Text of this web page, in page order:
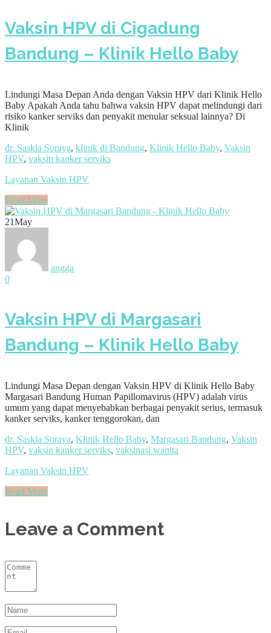
Vaksin HPV di Cigadung
Bandung – Klinik Hello Baby
Lindungi Masa Depan Anda dengan Vaksin HPV dari Klinik Hello
Baby Apakah Anda tahu bahwa vaksin HPV dapat melindungi dari
risiko kanker serviks dan penyakit menular seksual lainnya? Di
Klinik
dr. Saskia Soraya, klinik di Bandung, Klinik Hello Baby, Vaksin
HPV, vaksin kanker serviks
Layanan Vaksin HPV
Read More
21May
angga
0
Vaksin HPV di Margasari
Bandung – Klinik Hello Baby
Lindungi Masa Depan dengan Vaksin HPV di Klinik Hello Baby
Margasari Bandung Human Papillomavirus (HPV) adalah virus
umum yang dapat menyebabkan berbagai penyakit serius, termasuk
kanker serviks, kanker tenggorokan, dan
dr. Saskia Soraya, Klinik Hello Baby, Margasari Bandung, Vaksin
HPV, vaksin kanker serviks, vaksinasi wanita
Layanan Vaksin HPV
Read More
Leave a Comment